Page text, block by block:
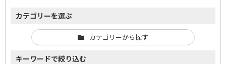
カテゴリーを選ぶ
カテゴリーから探す
キーワードで絞り込む